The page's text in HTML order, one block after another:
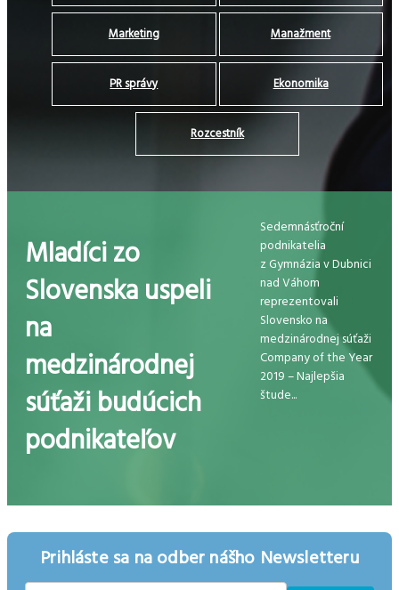
Marketing Manažment
PR správy Ekonomika
Rozcestník
Mladíci zo
Slovenska uspeli
na
medzinárodnej
súťaži budúcich
podnikateľov
Sedemnásťroční
podnikatelia
z Gymnázia v Dubnici
nad Váhom
reprezentovali
Slovensko na
medzinárodnej súťaži
Company of the Year
2019 – Najlepšia
štude...
Prihláste sa na odber nášho Newsletteru